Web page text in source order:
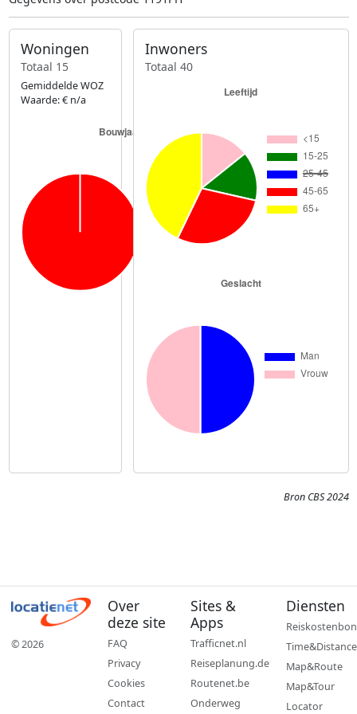
Woningen
Totaal 15
Gemiddelde WOZ
Waarde: € n/a
Inwoners
Totaal 40
Bron CBS 2024
© 2026
Over
deze site
FAQ
Privacy
Cookies
Contact
Sites &
Apps
Trafficnet.nl
Reiseplanung.de
Routenet.be
Onderweg
Diensten
Reiskostenbon
Time&Distance
Map&Route
Map&Tour
Locator